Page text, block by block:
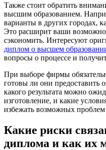
Также стоит обратить
высшим образованием.
варианты в других городах,
Это расширит ваши
сэкономить. Интересуют
диплом о высшем
вопросы о процессе и
При выборе фирмы
готовы ли они предоставить
какого результата можно
изготовление, и какие
избежать возможных
Какие риски
диплома и как их